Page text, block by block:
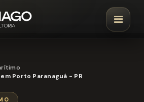
Porto Paranaguá - PR